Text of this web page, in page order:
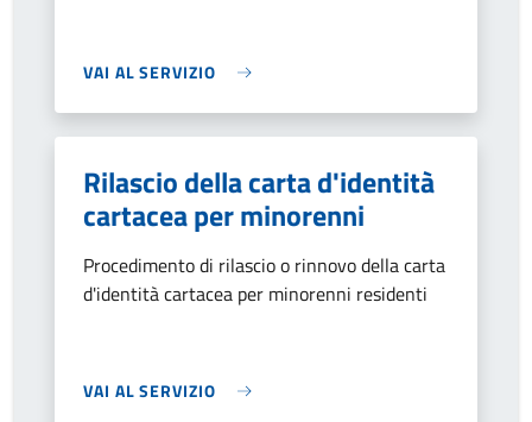
VAI AL SERVIZIO
Rilascio della carta d'identità
cartacea per minorenni
Procedimento di rilascio o rinnovo della carta
d'identità cartacea per minorenni residenti
VAI AL SERVIZIO